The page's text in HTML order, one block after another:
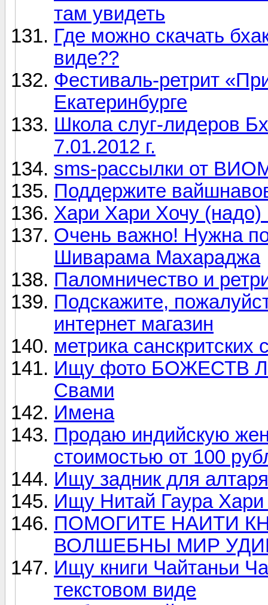
там увидеть
Где можно скачать
виде??
Фестиваль-ретрит
Екатеринбурге
Школа слуг-лидеров
7.01.2012 г.
sms-рассылки от
Поддержите
Хари Хари Хочу (надо)
Очень важно! Нужна
Шиварама Махараджа
Паломничество и
Подскажите,
интернет магазин
метрика санскритских
Ищу фото БОЖЕСТВ
Свами
Имена
Продаю индийскую
стоимостью от 100
Ищу задник для алтаря
Ищу Нитай Гаура Хари
ПОМОГИТЕ НАИТИ
ВОЛШЕБНЫ МИР
Ищу книги Чайтаньи
текстовом виде